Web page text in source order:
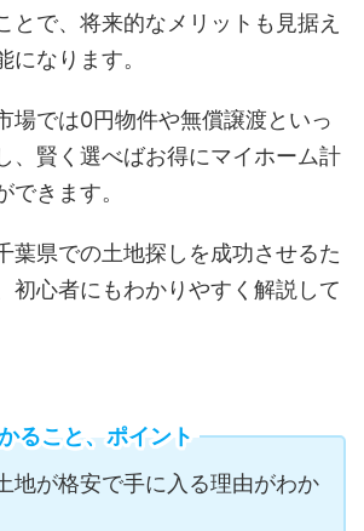
とで、将来的なメリットも見据え
になります。
場では0円物件や無償譲渡といっ
、賢く選べばお得にマイホーム計
できます。
葉県での土地探しを成功させるた
初心者にもわかりやすく解説して
ること、ポイント
地が格安で手に入る理由がわか